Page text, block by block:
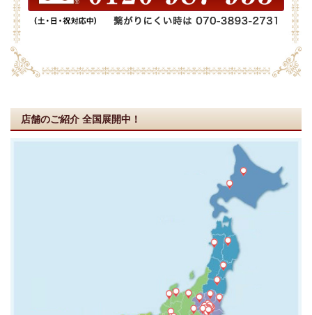
店舗のご紹介 全国展開中！